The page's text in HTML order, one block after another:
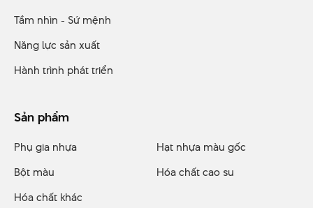
Tầm nhìn - Sứ mệnh
Năng lực sản xuất
Hành trình phát triển
Sản phẩm
Phụ gia nhựa
Hạt nhựa màu gốc
Bột màu
Hóa chất cao su
Hóa chất khác